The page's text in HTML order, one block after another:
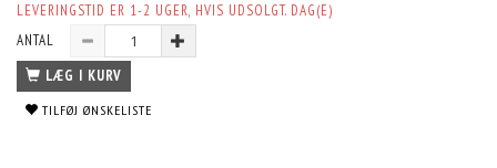
LEVERINGSTID ER 1-2 UGER, HVIS UDSOLGT. DAG(E)
ANTAL
LÆG I KURV
TILFØJ ØNSKELISTE